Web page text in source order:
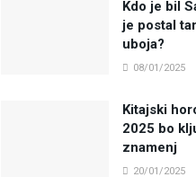
Kdo je bil
je postal
uboja?
08/01/2025
Kitajski
2025 bo
znamenj
20/01/2025